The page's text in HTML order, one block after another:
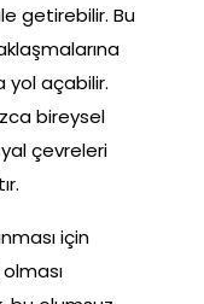
getirebilir. Bu
yol açabilir.
bireysel
çevreleri
için